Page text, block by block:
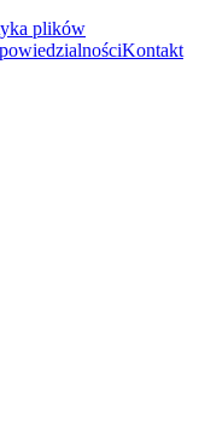
plików
Kontakt